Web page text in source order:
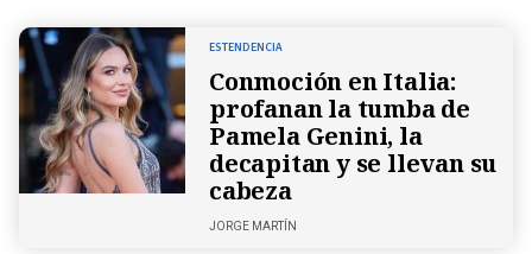
ESTENDENCIA
Conmoción en Italia:
profanan la tumba de
Pamela Genini, la
decapitan y se llevan su
cabeza
JORGE MARTÍN